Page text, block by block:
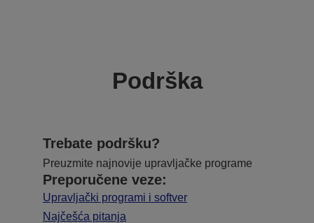
Podrška
Trebate podršku?
Preuzmite najnovije upravljačke programe
Preporučene veze:
Upravljački programi i softver
Najčešća pitanja